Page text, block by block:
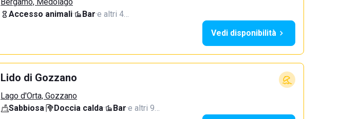
Accesso animali· Bar·e altri 4…
Vedi disponibilità
Lido di Gozzano
Lago d'Orta, Gozzano
Sabbiosa· Doccia calda· Bar·e altri 9…